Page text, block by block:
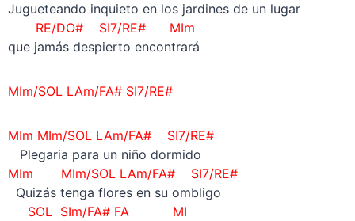
Jugueteando inquieto en los jardines de un lugar
RE/DO# SI7/RE# MIm
que jamás despierto encontrará
MIm/SOL LAm/FA# SI7/RE#
MIm MIm/SOL LAm/FA# SI7/RE#
Plegaria para un niño dormido
MIm MIm/SOL LAm/FA# SI7/RE#
Quizás tenga flores en su ombligo
SOL SIm/FA# FA MI